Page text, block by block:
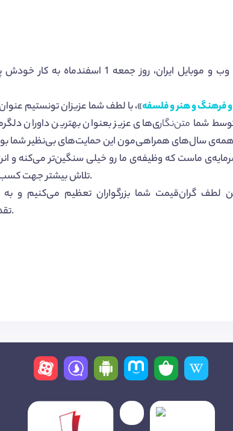
سیزهمین جشنواره‌ی وب و موبایل ایران، روز
فرهنگ و هنر و فلسفه
شما متن‌نگاری‌های عزیز بعنوان بهترین داوران
همه‌ی سال‌های همراهی‌مون این حمایت‌های بی‌نظیر شما
ماست که وظیفه‌ی ما رو خیلی سنگین‌تر می‌کنه و
تلاش بیشتر جهت کسب.
لطف گران‌قیمت شما بزرگواران تعظیم می‌کنیم و
matnnegar99 تقدیم شما عزیزان می‌نماییم.